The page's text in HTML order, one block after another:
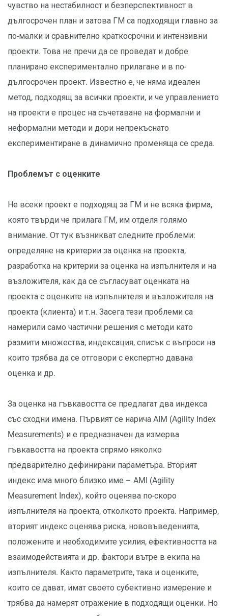
чувство на нестабилност и безперспективност в
дългосрочен план и затова ГМ са подходящи главно за
по-малки и сравнително краткосрочни и интензивни
проекти. Това не пречи да се проведат и добре
планирано експериментално прилагане и в по-
дългосрочен проект. Известно е, че няма идеален
метод, подходящ за всички проекти, и че управлението
на проекти е процес на съчетаване на формални и
неформални методи и дори непрекъснато
експериментиране в динамично променяща се среда.
Проблемът с оценките
Не всеки проект е подходящ за ГМ и не всяка фирма,
която твърди че прилага ГМ, им отделя голямо
внимание. От тук възникват следните проблеми:
определяне на критерии за оценка на проекта,
разработка на критерии за оценка на изпълнителя и на
възложителя, как да се съгласуват оценката на
проекта с оценките на изпълнителя и възложителя на
проекта (клиента) и т.н. Засега тези проблеми са
намерили само частични решения с методи като
размити множества, индексация, списък с въпроси на
които трябва да се отговори с експертно давана
оценка и др.
За оценка на гъвкавостта се предлагат два индекса
със сходни имена. Първият се нарича AIM (Agility Index
Measurements) и е предназначен да измерва
гъвкавостта на проекта спрямо няколко
предварително дефинирани параметъра. Вторият
индекс има много близко име – AMI (Agility
Measurement Index), който оценява по-скоро
изпълнителя на проекта, отколкото проекта. Например,
вторият индекс оценява риска, нововъведенията,
положените и необходимите усилия, ефективността на
взаимодействията и др. фактори вътре в екипа на
изпълнителя. Както параметрите, така и оценките,
които се дават, имат своето субективно измерение и
трябва да намерят отражение в подходящи оценки. Но